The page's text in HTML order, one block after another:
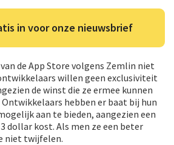
in voor onze nieuwsbrief
de App Store volgens Zemlin niet
willen geen exclusiviteit
de winst die ze ermee kunnen
hebben er baat bij hun
aan te bieden, aangezien een
dollar kost. Als men ze een beter
niet twijfelen.